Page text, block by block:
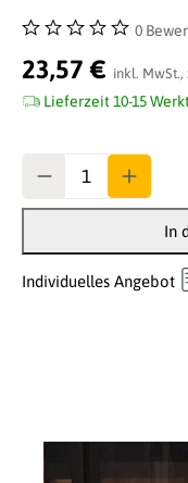
Durchschnittliche
0
23,57 € inkl. MwSt.,
Lieferzeit 10-15
In
Individuelles Angebot